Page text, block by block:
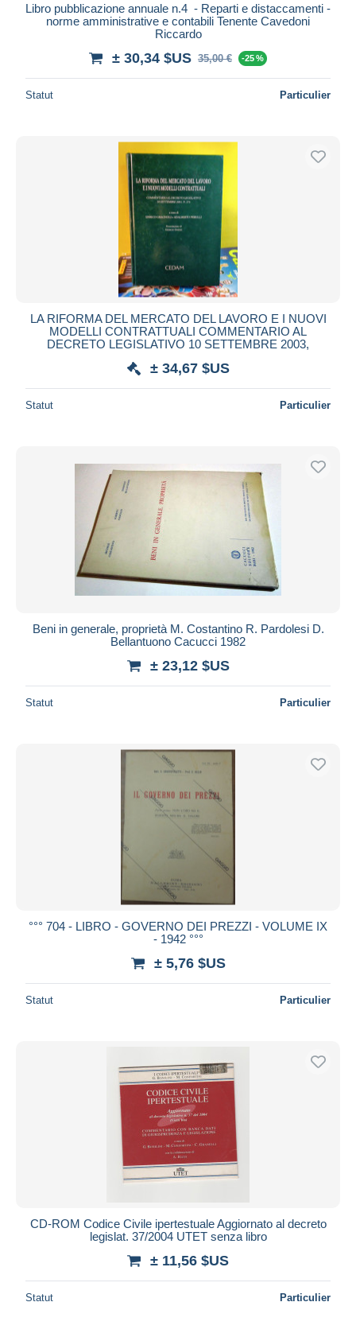
Libro pubblicazione annuale n.4 - Reparti e distaccamenti -
norme amministrative e contabili Tenente Cavedoni
Riccardo
± 30,34 $US 35,00 € -25 %
Statut Particulier
LA RIFORMA DEL MERCATO DEL LAVORO E I NUOVI
MODELLI CONTRATTUALI COMMENTARIO AL
DECRETO LEGISLATIVO 10 SETTEMBRE 2003,
± 34,67 $US
Statut Particulier
Beni in generale, proprietà M. Costantino R. Pardolesi D.
Bellantuono Cacucci 1982
± 23,12 $US
Statut Particulier
°°° 704 - LIBRO - GOVERNO DEI PREZZI - VOLUME IX
- 1942 °°°
± 5,76 $US
Statut Particulier
CD-ROM Codice Civile ipertestuale Aggiornato al decreto
legislat. 37/2004 UTET senza libro
± 11,56 $US
Statut Particulier